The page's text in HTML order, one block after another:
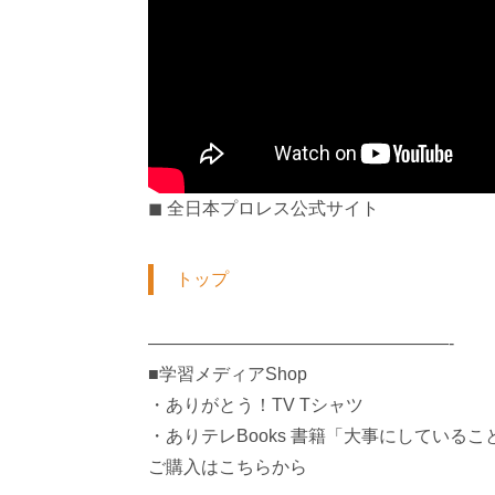
◼︎ 全日本プロレス公式サイト
トップ
—————————————————-
■学習メディアShop
・ありがとう！TV Tシャツ
・ありテレBooks 書籍「大事にしているこ
ご購入はこちらから